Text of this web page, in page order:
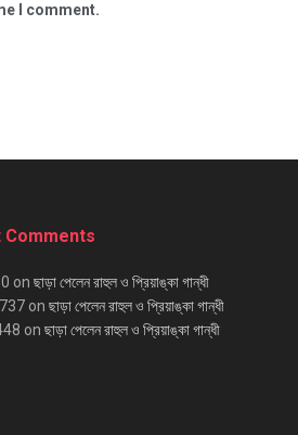
I comment.
Comments
on ছাড়া পেলেন রাহুল ও প্রিয়াঙ্কা গান্ধী
on ছাড়া পেলেন রাহুল ও প্রিয়াঙ্কা গান্ধী
on ছাড়া পেলেন রাহুল ও প্রিয়াঙ্কা গান্ধী